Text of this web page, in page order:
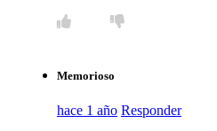
Memorioso
hace 1 año Responder